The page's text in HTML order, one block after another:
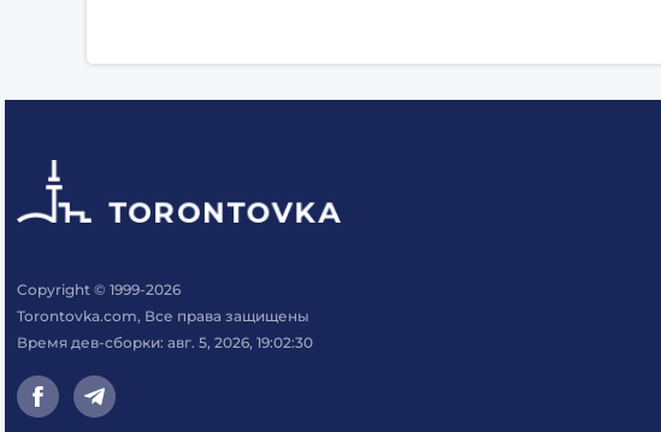
Copyright © 1999-2026
Torontovka.com, Все права защищены
Время дев-сборки: авг. 5, 2026, 19:02:30